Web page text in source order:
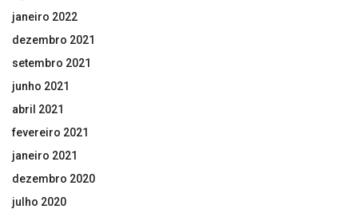
janeiro 2022
dezembro 2021
setembro 2021
junho 2021
abril 2021
fevereiro 2021
janeiro 2021
dezembro 2020
julho 2020